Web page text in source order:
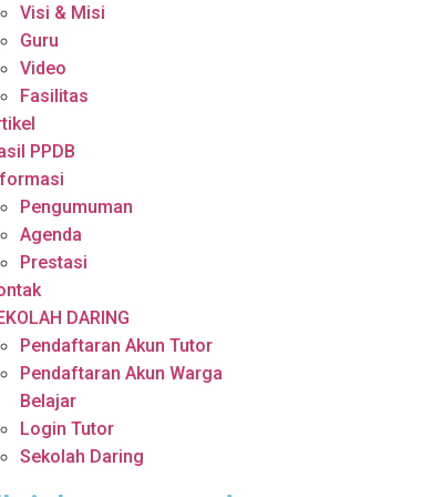
Visi & Misi
Guru
Video
Fasilitas
PPDB
Pengumuman
Agenda
Prestasi
DARING
Pendaftaran Akun Tutor
Pendaftaran Akun Warga
Belajar
Login Tutor
Sekolah Daring